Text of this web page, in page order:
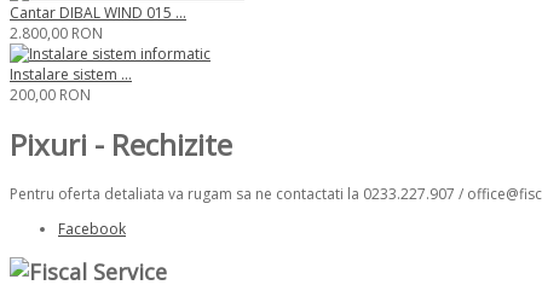
Cantar DIBAL WIND 015 ...
2.800,00 RON
Instalare sistem ...
200,00 RON
Pixuri - Rechizite
Pentru oferta detaliata va rugam sa ne contactati la 0233.227.907 /
Facebook